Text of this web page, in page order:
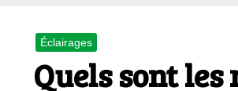
Éclairages
Quels sont les